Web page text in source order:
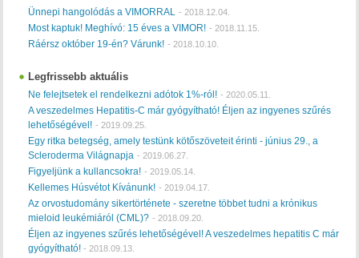
Ünnepi hangolódás a VIMORRAL - 2018.12.04.
Most kaptuk! Meghívó: 15 éves a VIMOR! - 2018.11.15.
Ráérsz október 19-én? Várunk! - 2018.10.10.
Legfrissebb aktuális
Ne felejtsetek el rendelkezni adótok 1%-ról! - 2020.05.11.
A veszedelmes Hepatitis-C már gyógyítható! Éljen az ingyenes szűrés
lehetőségével! - 2019.09.25.
Egy ritka betegség, amely testünk kötőszöveteit érinti - június 29., a
Scleroderma Világnapja - 2019.06.27.
Figyeljünk a kullancsokra! - 2019.05.14.
Kellemes Húsvétot Kívánunk! - 2019.04.17.
Az orvostudomány sikertörténete - szeretne többet tudni a krónikus
mieloid leukémiáról (CML)? - 2018.09.20.
Éljen az ingyenes szűrés lehetőségével! A veszedelmes hepatitis C már
gyógyítható!- 2018.09.13.